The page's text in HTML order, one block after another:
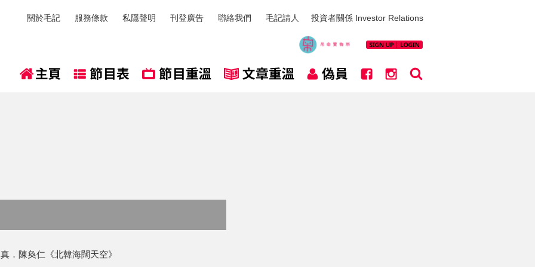
關於毛記 服務條款 私隱聲明 刊登廣告 聯絡我們 毛記請人 投資者關係 Investor Relations
．陳奐仁《北韓海闊天空》